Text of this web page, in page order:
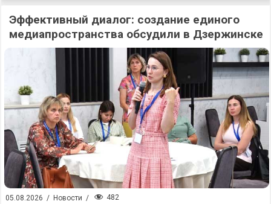
Эффективный диалог: создание единого
медиапространства обсудили в Дзержинске
05.08.2026 / Новости / 482